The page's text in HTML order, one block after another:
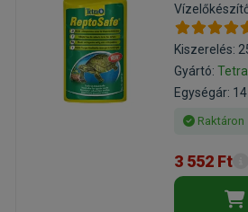
Kiszerelés:
Gyártó: Tetra
Egységár: 14
Raktáron
3 552 Ft